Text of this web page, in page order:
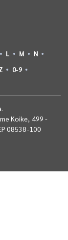
L M
N
0-9
Koike, 499 -
08538-100